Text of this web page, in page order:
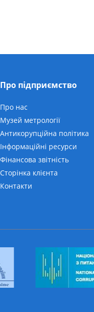
Про підприємство
Про нас
Музей метрології
Антикорупційна політика
Інформаційні ресурси
Фінансова звітність
Сторінка клієнта
Контакти